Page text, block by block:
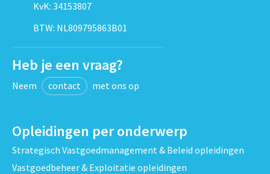
KvK: 34153807
BTW: NL809795863B01
Heb je een vraag?
Neem contact met ons op
Opleidingen per onderwerp
Strategisch Vastgoedmanagement & Beleid opleidingen
Vastgoedbeheer & Exploitatie opleidingen